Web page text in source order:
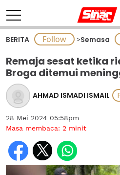
BERITA >Semasa
Remaja sesat ketika
Broga ditemui
AHMAD ISMADI ISMAIL
28 Mei 2024 05:58pm
Masa membaca: 2 minit